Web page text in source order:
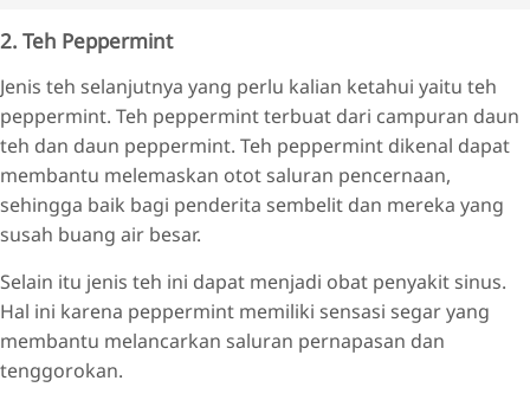
2. Teh Peppermint
Jenis teh selanjutnya yang perlu kalian ketahui yaitu teh
peppermint. Teh peppermint terbuat dari campuran daun
teh dan daun peppermint. Teh peppermint dikenal dapat
membantu melemaskan otot saluran pencernaan,
sehingga baik bagi penderita sembelit dan mereka yang
susah buang air besar.
Selain itu jenis teh ini dapat menjadi obat penyakit sinus.
Hal ini karena peppermint memiliki sensasi segar yang
membantu melancarkan saluran pernapasan dan
tenggorokan.